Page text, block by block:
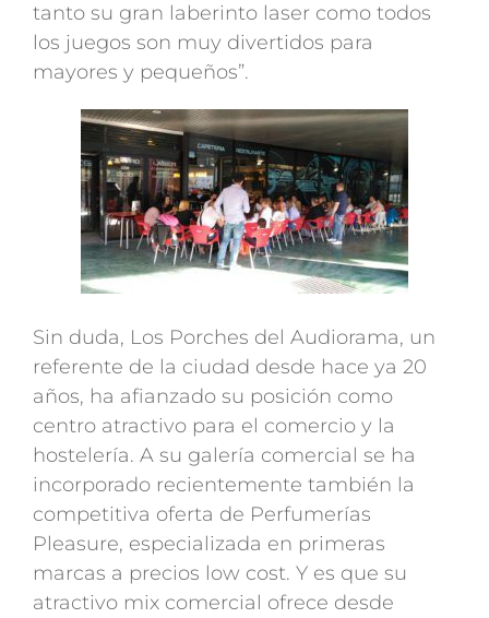
tanto su gran laberinto laser como todos
los juegos son muy divertidos para
mayores y pequeños”.
Sin duda, Los Porches del Audiorama, un
referente de la ciudad desde hace ya 20
años, ha afianzado su posición como
centro atractivo para el comercio y la
hostelería. A su galería comercial se ha
incorporado recientemente también la
competitiva oferta de Perfumerías
Pleasure, especializada en primeras
marcas a precios low cost. Y es que su
atractivo mix comercial ofrece desde